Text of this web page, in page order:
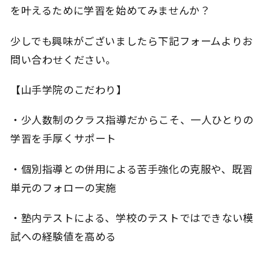
を叶えるために学習を始めてみませんか？
少しでも興味がございましたら下記フォームよりお
問い合わせください。
【山手学院のこだわり】
・少人数制のクラス指導だからこそ、一人ひとりの
学習を手厚くサポート
・個別指導との併用による苦手強化の克服や、既習
単元のフォローの実施
・塾内テストによる、学校のテストではできない模
試への経験値を高める